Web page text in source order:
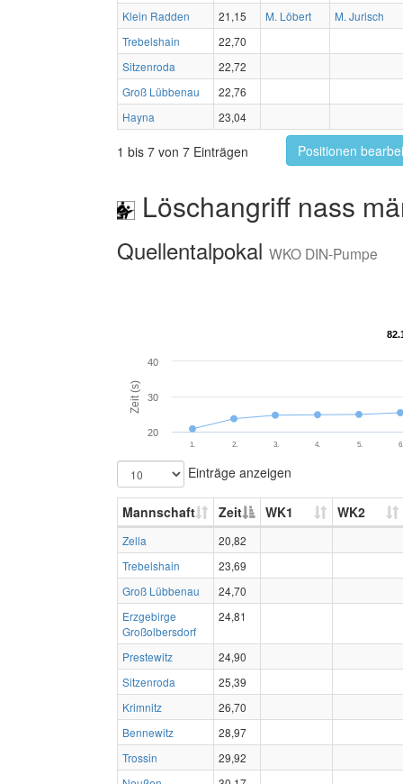
Klein Radden
21,15 M. Löbert
M. Jurisch
Trebelshain
22,70
Sitzenroda
22,72
Groß Lübbenau
22,76
Hayna
23,04
1 bis 7 von 7 Einträgen Positionen
Löschangriff nass
Quellentalpokal WKO DIN-Pumpe
Zeit (s)
1. 2. 3. 4. 5. 6.
20
30
40
Einträge anzeigen
Mannschaft Zeit WK1 WK2
Zella
20,82
Trebelshain
23,69
Groß Lübbenau
24,70
Erzgebirge
Großolbersdorf
24,81
Prestewitz
24,90
Sitzenroda
25,39
Krimnitz
26,70
Bennewitz
28,97
Trossin
29,92